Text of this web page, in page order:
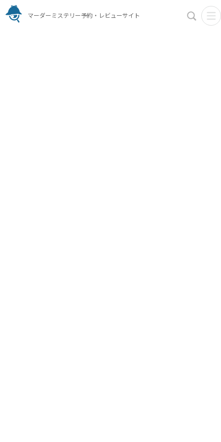
マーダーミステリー予約・レビューサイト